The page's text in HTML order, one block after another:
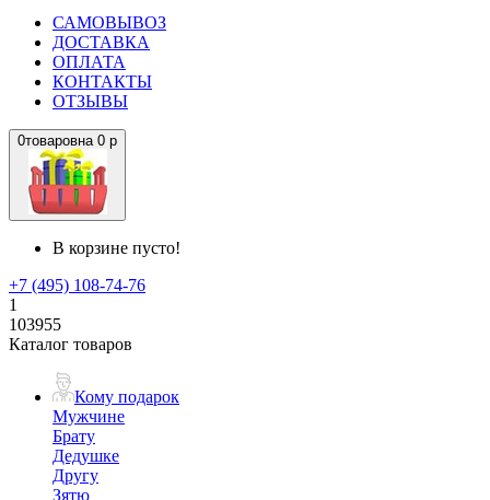
САМОВЫВОЗ
ДОСТАВКА
ОПЛАТА
КОНТАКТЫ
ОТЗЫВЫ
0товаровна 0 р
В корзине пусто!
+7 (495) 108-74-76
1
103955
Каталог товаров
Кому подарок
Мужчине
Брату
Дедушке
Другу
Зятю